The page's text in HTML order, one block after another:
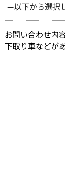
お問い合わせ内
下取り車などが